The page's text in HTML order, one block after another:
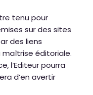
tenu pour
sur des sites
des liens
maîtrise éditoriale.
l’Editeur pourra
d’en avertir